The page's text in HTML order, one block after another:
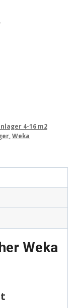
4-16 m2
Weka
Weka